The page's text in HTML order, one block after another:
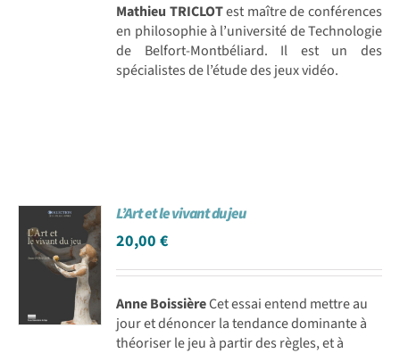
Mathieu TRICLOTest maître de conférences
en philosophie à l’université de Technologie
de Belfort-Montbéliard. Il est un des
spécialistes de l’étude des jeux vidéo.
L’Art et le vivant du jeu
20,00€
Anne BoissièreCet essai entend mettre au
jour et dénoncer la tendance dominante à
théoriser le jeu à partir des règles, et à